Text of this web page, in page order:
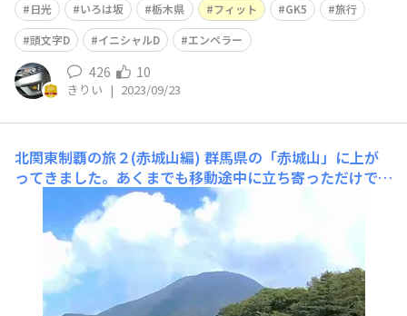
日光 いろは坂 栃木県 フィット GK5
旅行
頭文字D
イニシャルD エンペラー
426 10
きりい | 2023/09/23
北関東制覇の旅２(赤城山編) 群馬県の「赤城山」に上が
ってきました。あくまでも移動途中に立ち寄っただけで、
決して聖地巡礼ではありません。(県道4号線) ^^; 麓の
方はストレートが多いですが、段々とカーブが増していく
感じです。全般的に走りやすいです。ただし、自転車が多
いので追い越しには注意しました。国道353号線を東進。
「畜産試